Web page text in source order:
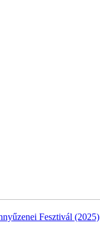
Fesztivál (2025)